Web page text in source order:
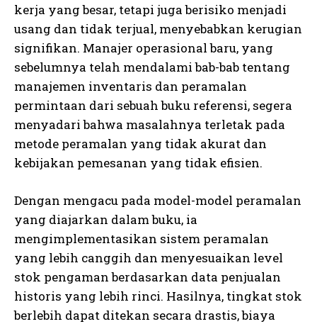
kerja yang besar, tetapi juga berisiko menjadi
usang dan tidak terjual, menyebabkan kerugian
signifikan. Manajer operasional baru, yang
sebelumnya telah mendalami bab-bab tentang
manajemen inventaris dan peramalan
permintaan dari sebuah buku referensi, segera
menyadari bahwa masalahnya terletak pada
metode peramalan yang tidak akurat dan
kebijakan pemesanan yang tidak efisien.
Dengan mengacu pada model-model peramalan
yang diajarkan dalam buku, ia
mengimplementasikan sistem peramalan
yang lebih canggih dan menyesuaikan level
stok pengaman berdasarkan data penjualan
historis yang lebih rinci. Hasilnya, tingkat stok
berlebih dapat ditekan secara drastis, biaya